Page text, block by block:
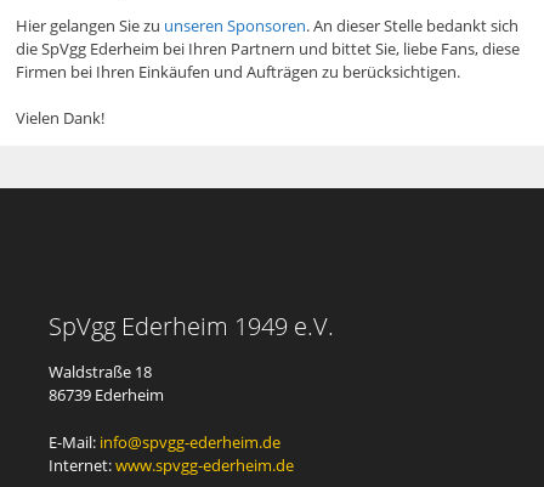
Hier gelangen Sie zu unseren Sponsoren. An dieser Stelle bedankt sich
die SpVgg Ederheim bei Ihren Partnern und bittet Sie, liebe Fans, diese
Firmen bei Ihren Einkäufen und Aufträgen zu berücksichtigen.
Vielen Dank!
SpVgg Ederheim 1949 e.V.
Waldstraße 18
86739 Ederheim
E-Mail: info@spvgg-ederheim.de
Internet:www.spvgg-ederheim.de